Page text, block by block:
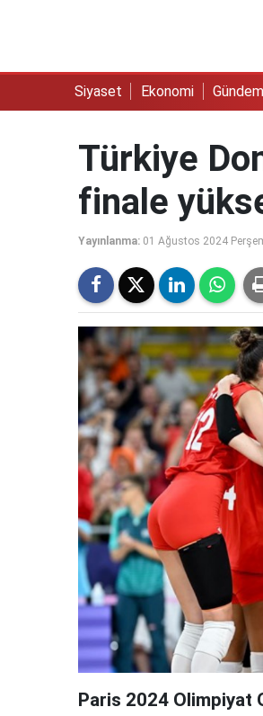
Siyaset Ekonomi Gündem
Türkiye
finale
Yayınlanma: 01 Ağustos 2024
Paris 2024 Olimpiyat